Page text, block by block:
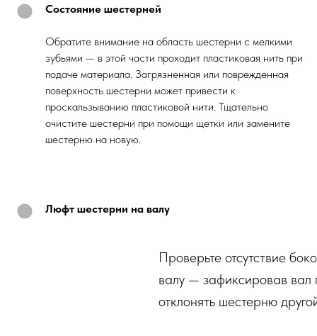
Состояние шестерней
Обратите внимание на область шестерни с мелкими
зубьями — в этой части проходит пластиковая нить при
подаче материала. Загрязненная или поврежденная
поверхность шестерни может привести к
проскальзыванию пластиковой нити. Тщательно
очистите шестерни при помощи щетки или замените
шестерню на новую.
Люфт шестерни на валу
Проверьте отсутствие
валу — зафиксировав вал
отклонять шестерню